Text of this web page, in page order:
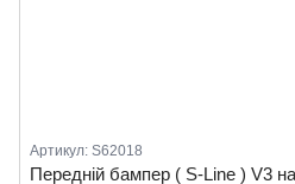
Артикул: S62018
Передній бампер ( S-Line ) V3